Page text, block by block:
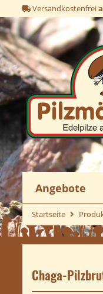
Versandkostenfrei
Angebote
Startseite
Chaga-